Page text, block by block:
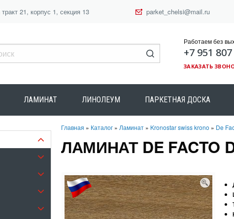
21, корпус 1, секция 13 parket_chelsi@mail.ru
Работаем без
+7 951
ЗАКАЗАТЬ
ЛАМИНАТ ЛИНОЛЕУМ ПАРКЕТНАЯ ДОСКА
Главная » Каталог » Ламинат » Kronostar swiss krono » De
ЛАМИНАТ DE FACTO